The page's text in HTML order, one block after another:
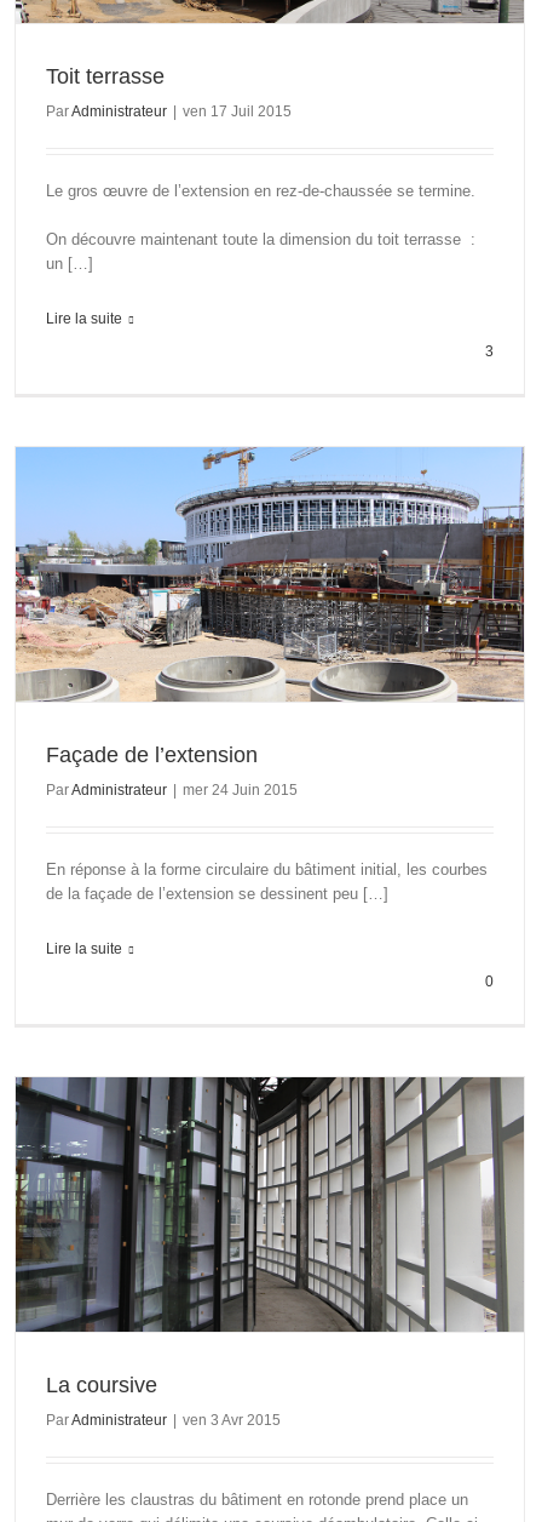
Toit terrasse
ParAdministrateur ven 17 Juil 2015
Le gros œuvre de l’extension en rez-de-chaussée se termine.
On découvre maintenant toute la dimension du toit terrasse :
un […]
Lire la suite
3
Façade de l’extension
ParAdministrateur mer 24 Juin 2015
En réponse à la forme circulaire du bâtiment initial, les courbes
de la façade de l’extension se dessinent peu […]
Lire la suite
0
La coursive
ParAdministrateur ven 3 Avr 2015
Derrière les claustras du bâtiment en rotonde prend place un